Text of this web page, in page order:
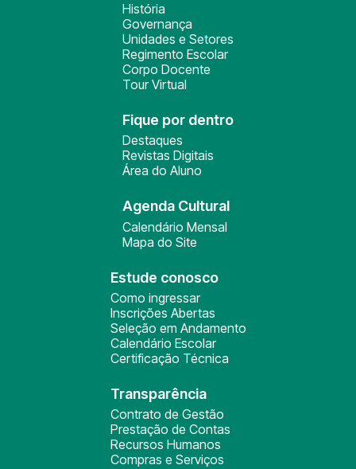
História
Governança
Unidades e Setores
Regimento Escolar
Corpo Docente
Tour Virtual
Fique por dentro
Destaques
Revistas Digitais
Área do Aluno
Agenda Cultural
Calendário Mensal
Mapa do Site
Estude conosco
Como ingressar
Inscrições Abertas
Seleção em Andamento
Calendário Escolar
Certificação Técnica
Transparência
Contrato de Gestão
Prestação de Contas
Recursos Humanos
Compras e Serviços